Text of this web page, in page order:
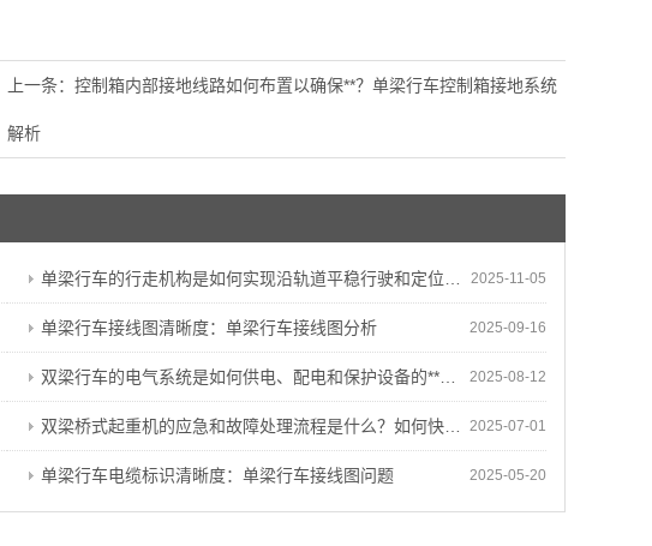
上一条： 控制箱内部接地线路如何布置以确保**？单梁行车控制箱接地系统
解析
2025-11-05
单梁行车的行走机构是如何实现沿轨道平稳行驶和定位的？
2025-09-16
单梁行车接线图清晰度：单梁行车接线图分析
2025-08-12
双梁行车的电气系统是如何供电、配电和保护设备的**运行的？
2025-07-01
双梁桥式起重机的应急和故障处理流程是什么？如何快速**地解决设备故障？
2025-05-20
单梁行车电缆标识清晰度：单梁行车接线图问题